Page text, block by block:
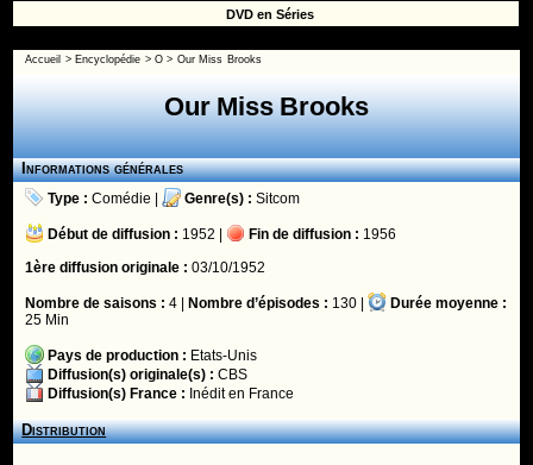
DVD en Séries
Accueil > Encyclopédie >O > Our Miss Brooks
Our Miss Brooks
Informations générales
Type :Comédie | Genre(s) : Sitcom
Début de diffusion : 1952 | Fin de diffusion : 1956
1ère diffusion originale : 03/10/1952
Nombre de saisons : 4 | Nombre d’épisodes : 130 |
Durée moyenne :
25 Min
Pays de production : Etats-Unis
Diffusion(s) originale(s) : CBS
Diffusion(s) France : Inédit en France
Distribution